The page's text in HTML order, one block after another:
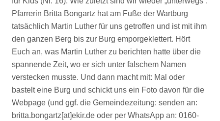
Pfarrerin Britta Bongartz hat am Fuße der Wartburg
tatsächlich Martin Luther für uns getroffen und ist mit ihm
den ganzen Berg bis zur Burg emporgeklettert. Hört
Euch an, was Martin Luther zu berichten hatte über die
spannende Zeit, wo er sich unter falschem Namen
verstecken musste. Und dann macht mit: Mal oder
bastelt eine Burg und schickt uns ein Foto davon für die
Webpage (und ggf. die Gemeindezeitung: senden an:
britta.bongartz[at]ekir.de oder per WhatsApp an: 0160-